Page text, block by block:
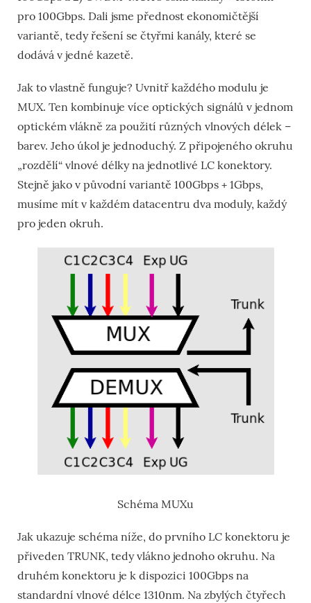
pro 100Gbps. Dali jsme přednost ekonomičtější
variantě, tedy řešení se čtyřmi kanály, které se
dodává v jedné kazetě.
Jak to vlastně funguje? Uvnitř každého modulu je
MUX. Ten kombinuje více optických signálů v jednom
optickém vlákně za použití různých vlnových délek –
barev. Jeho úkol je jednoduchý. Z připojeného okruhu
„rozdělí“ vlnové délky na jednotlivé LC konektory.
Stejně jako v původní variantě 100Gbps + 1Gbps,
musíme mít v každém datacentru dva moduly, každý
pro jeden okruh.
Schéma MUXu
Jak ukazuje schéma níže, do prvního LC konektoru je
přiveden TRUNK, tedy vlákno jednoho okruhu. Na
druhém konektoru je k dispozici 100Gbps na
standardní vlnové délce 1310nm. Na zbylých čtyřech